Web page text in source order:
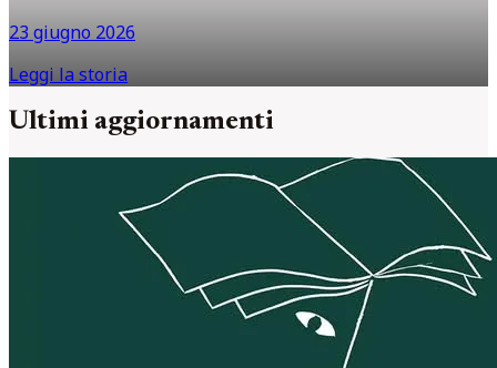
23 giugno 2026
Leggi la storia
Ultimi aggiornamenti